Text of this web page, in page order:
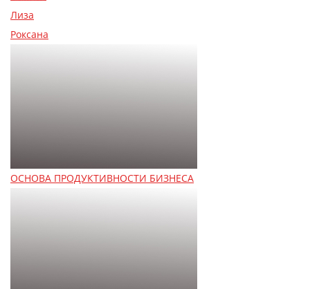
Лиза
Роксана
ОСНОВА ПРОДУКТИВНОСТИ БИЗНЕСА